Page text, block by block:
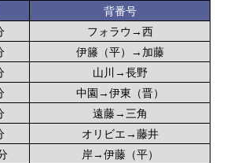
背番号
フォラウ→西
伊籐（平）→加藤
山川→長野
中園→伊東（晋）
遠藤→三角
オリビエ→藤井
岸→伊藤（平）